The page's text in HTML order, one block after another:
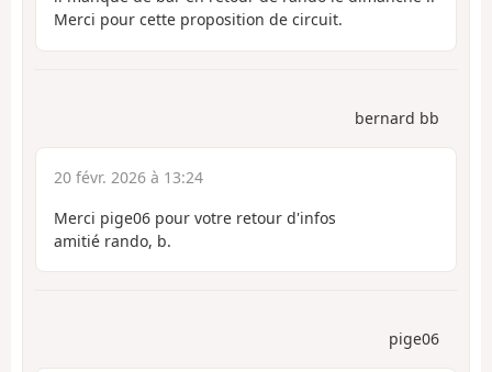
Merci pour cette proposition de circuit.
bernard bb
20 févr. 2026 à 13:24
Merci pige06 pour votre retour d'infos
amitié rando, b.
pige06